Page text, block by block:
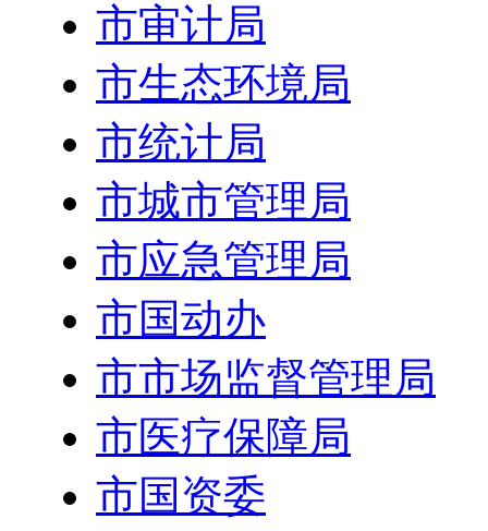
市审计局
市生态环境局
市统计局
市城市管理局
市应急管理局
市国动办
市市场监督管理局
市医疗保障局
市国资委